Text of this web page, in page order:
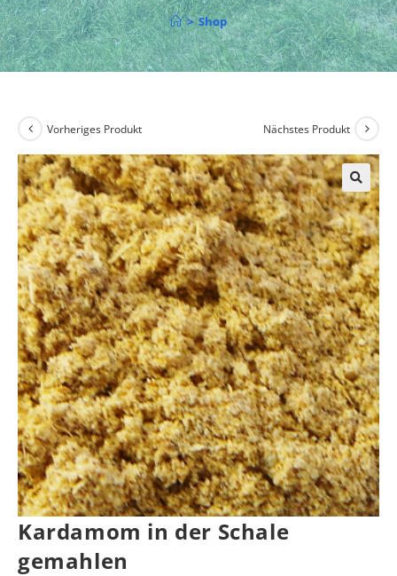
> Shop
Vorheriges Produkt Nächstes Produkt
Kardamom in der Schale
gemahlen